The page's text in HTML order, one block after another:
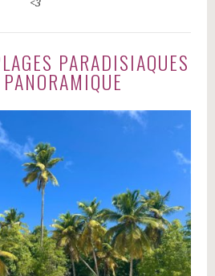
<3
PARADISIAQUES